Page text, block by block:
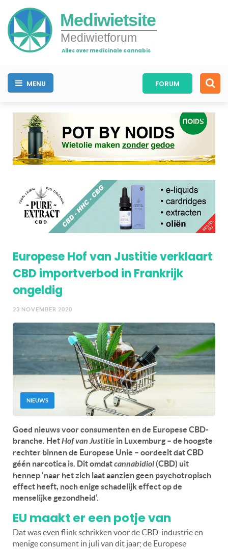
Mediwietsite
Mediwietforum
Alles over medicinale cannabis
MENU FORUM
Europese Hof van Justitie verklaart
CBD importverbod in Frankrijk
ongeldig
23 NOVEMBER 2020
NIEUWS
Goed nieuws voor consumenten en de Europese CBD-
branche. HetHof van Justitie in Luxemburg – de hoogste
rechter binnen de Europese Unie – oordeelt dat CBD
géén narcotica is. Dit omdatcannabidiol (CBD) uit
hennep ‘naar het zich laat aanzien geen psychotropisch
effect heeft, noch enige schadelijk effect op de
menselijke gezondheid’.
EU maakt er een potje van
Dat was even flink schrikken voor de CBD-industrie en
menige consument in juli van dit jaar; de Europese